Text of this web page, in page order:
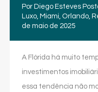
Por Diego Esteves
Luxo Miami Orlando
de maio de 2025
A Flórida há muito
investimentos
essa tendência não